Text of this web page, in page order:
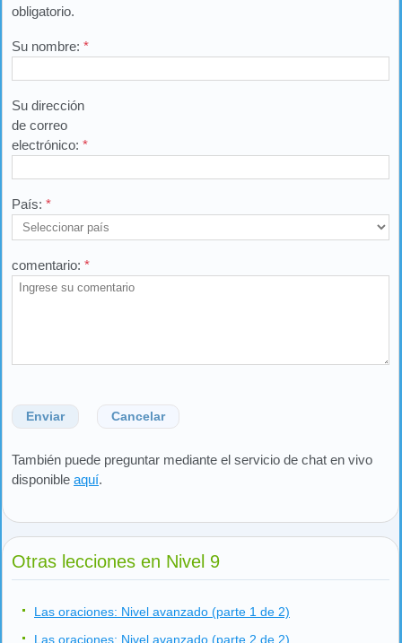
obligatorio.
Su nombre: *
Su dirección
de correo
electrónico: *
País: *
comentario: *
Enviar Cancelar
También puede preguntar mediante el servicio de chat en vivo
disponible aquí.
Otras lecciones en Nivel 9
Las oraciones: Nivel avanzado (parte 1 de 2)
Las oraciones: Nivel avanzado (parte 2 de 2)